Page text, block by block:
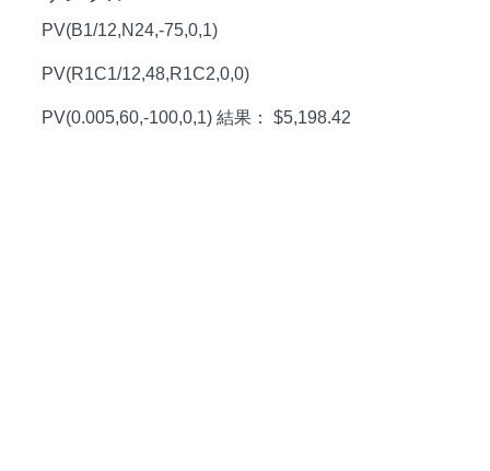
PV(B1/12,N24,-75,0,1)
PV(R1C1/12,48,R1C2,0,0)
PV(0.005,60,-100,0,1) 結果： $5,198.42